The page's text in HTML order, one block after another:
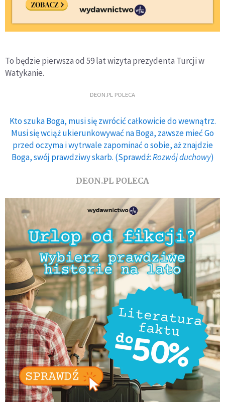
To będzie pierwsza od 59 lat wizyta prezydenta Turcji w
Watykanie.
DEON.PL POLECA
Kto szuka Boga, musi się zwrócić całkowicie do wewnątrz.
Musi się wciąż ukierunkowywać na Boga, zawsze mieć Go
przed oczyma i wytrwale zapominać o sobie, aż znajdzie
Boga, swój prawdziwy skarb. (Sprawdź:Rozwój duchowy)
DEON.PL POLECA